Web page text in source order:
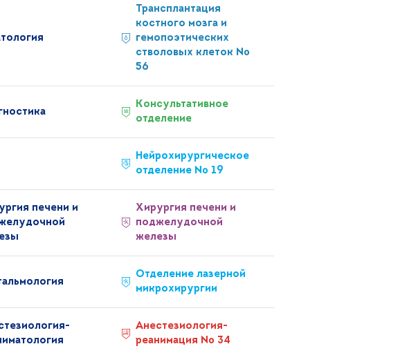
Трансплантация
костного мозга и
гемопоэтических
стволовых клеток №
56
Консультативное
отделение
Нейрохирургическое
отделение № 19
печени и
Хирургия печени и
поджелудочной
железы
Отделение лазерной
микрохирургии
Анестезиология-
реанимация № 34